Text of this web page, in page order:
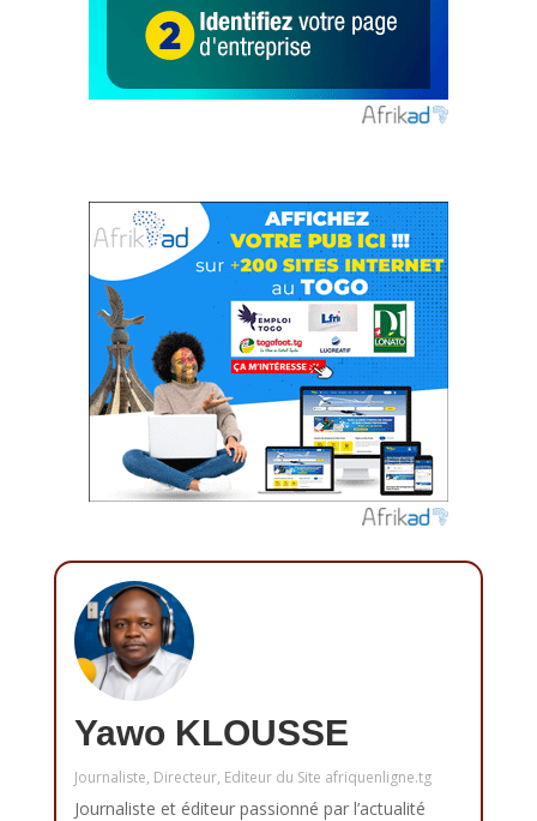
Yawo KLOUSSE
Journaliste, Directeur, Editeur du Site afriquenligne.tg
Journaliste et éditeur passionné par l’actualité